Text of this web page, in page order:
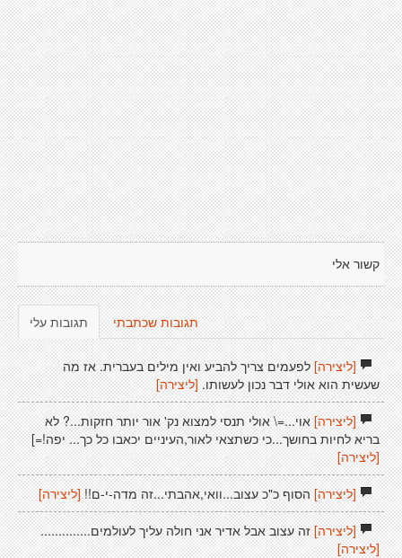
קשור אלי
תגובות עלי תגובות שכתבתי
[ליצירה]לפעמים צריך להביע ואין מילים בעברית. אז מה
שעשית הוא אולי דבר נכון לעשותו. [ליצירה]
[ליצירה]אוי...=\ אולי תנסי למצוא נק' אור יותר חזקות...? לא
בריא לחיות בחושך...כי כשתצאי לאור,העיניים יכאבו כל כך... יפה!=]
[ליצירה]
[ליצירה]הסוף כ"כ עצוב...וואי,אהבתי...זה מדה-י-ם!! [ליצירה]
[ליצירה]זה עצוב אבל אדיר אני חולה עליך לעולמים..............
[ליצירה]